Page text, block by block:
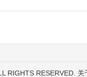
RIGHTS RESERVED. 关